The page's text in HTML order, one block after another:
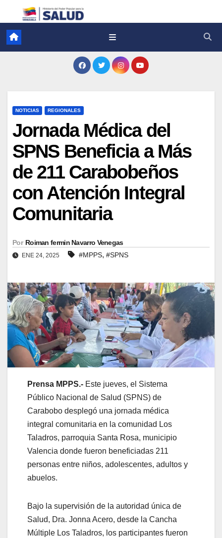
NOTICIAS REGIONALES
Jornada Médica del
SPNS Beneficia a Más
de 211 Carabobeños
con Atención Integral
Comunitaria
Por Roiman fermin Navarro Venegas
ENE 24, 2025 #MPPS, #SPNS
Prensa MPPS.- Este jueves, el Sistema
Público Nacional de Salud (SPNS) de
Carabobo desplegó una jornada médica
integral comunitaria en la comunidad Los
Taladros, parroquia Santa Rosa, municipio
Valencia donde fueron beneficiadas 211
personas entre niños, adolescentes, adultos y
abuelos.
Bajo la supervisión de la autoridad única de
Salud, Dra. Jonna Acero, desde la Cancha
Múltiple Los Taladros, los participantes fueron